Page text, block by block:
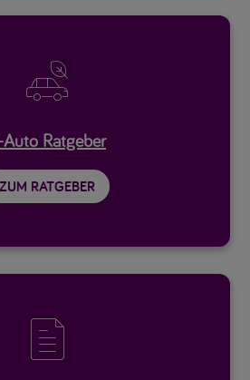

Auto Ratgeber
ZUM RATGEBER
